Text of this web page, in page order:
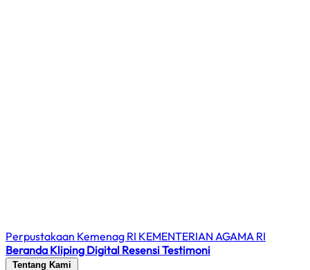
Perpustakaan Kemenag RI KEMENTERIAN AGAMA RI
Beranda Kliping Digital ResensiTestimoni
Tentang Kami